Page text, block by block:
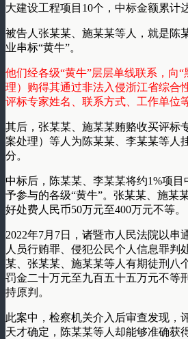
大建设工程项目10个，中标金额累计
被告人张某某、施某某等人，就是陈
业串标“黄牛”。
他们经各级“黄牛”层层单线联系，向
理）购得其通过非法入侵浙江省综合
评标专家姓名、联系方式、工作单位
其后，张某某、施某某贿赂收买评标
案处理）等人为陈某某、李某某等人
分。
中标后，陈某某、李某某将约1%项目
予参与的各级“黄牛”。张某某、施某
好处费人民币50万元至400万元不等。
2022年7月7日，诸暨市人民法院以串
人员行贿罪、侵犯公民个人信息罪判
某、张某某、施某某等人有期徒刑八
罚金二十万元至九百五十五万元不等
持原判。
此案中，检察机关介入后审查发现，
天才确定，陈某某等人却能够准确获